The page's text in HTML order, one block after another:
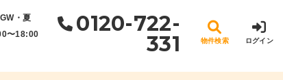
0120-722-
331
・夏
〜18:00
物件検索 ログイン